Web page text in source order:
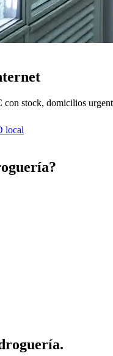
stock, domicilios
local
?
.